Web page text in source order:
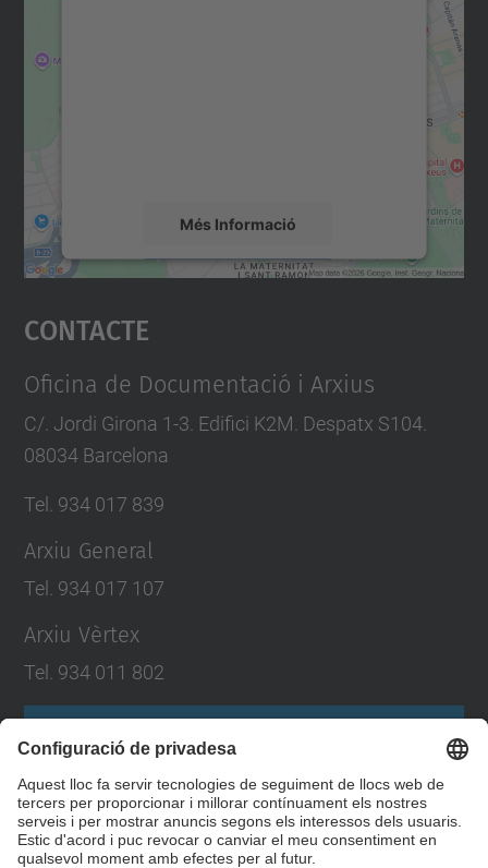
Més Informació
Accepta
powered by
Contacte
Oficina de Documentació i Arxius
C/. Jordi Girona 1-3. Edifici K2M. Despatx S104.
08034 Barcelona
Tel. 934 017 839
Arxiu General
Tel. 934 017 107
Arxiu Vèrtex
Tel. 934 011 802
Formulari de contacte
Llista Xarxes Socials